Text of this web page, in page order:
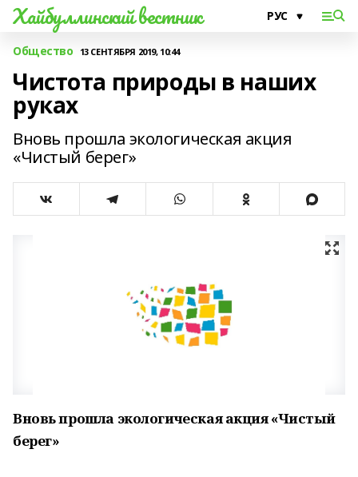
Хайбуллинский вестник
Общество 13 СЕНТЯБРЯ 2019, 10:44
Чистота природы в наших
руках
Вновь прошла экологическая акция
«Чистый берег»
Вновь прошла экологическая акция «Чистый
берег»